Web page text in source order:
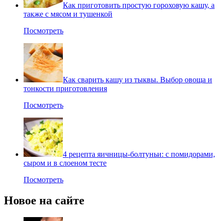
Как приготовить простую гороховую кашу, а
также с мясом и тушенкой
Посмотреть
Как сварить кашу из тыквы. Выбор овоща и
тонкости приготовления
Посмотреть
4 рецепта яичницы-болтуньи: с помидорами,
сыром и в слоеном тесте
Посмотреть
Новое на сайте